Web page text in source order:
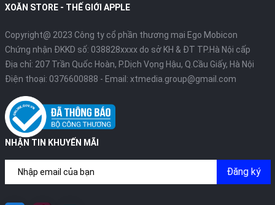
XOĂN STORE - THẾ GIỚI APPLE
Copyright@ 2023 Công ty cổ phần thương mại Ego Mobicon
Chứng nhận ĐKKD số: 038828xxxx do sở KH & ĐT TP.Hà Nội cấp
Địa chỉ: 207 Trần Quốc Hoàn, P.Dịch Vọng Hậu, Q.Cầu Giấy, Hà Nội
Điện thoại: 0376600888 - Email: xtmedia.group@gmail.com
NHẬN TIN KHUYẾN MÃI
Đăng ký